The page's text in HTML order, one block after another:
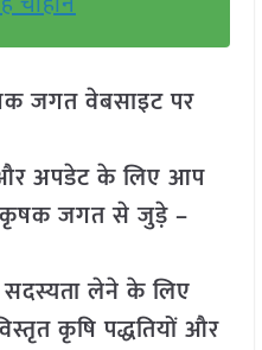
जगत वेबसाइट पर
और अपडेट के लिए आप
कृषक जगत से जुड़े –
लेने के लिए
कृषि पद्धतियों और